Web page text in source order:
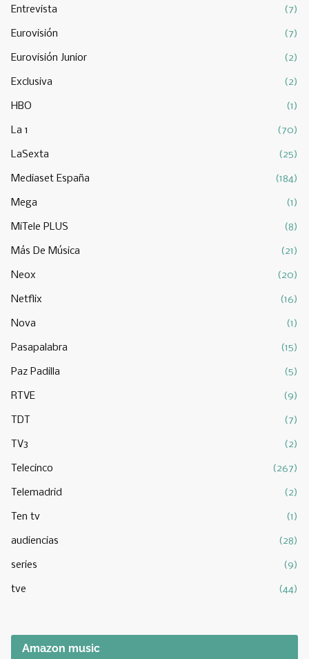
Entrevista (7)
Eurovisión (7)
Eurovisión Junior (2)
Exclusiva (2)
HBO (1)
La 1 (70)
LaSexta (25)
Mediaset España (184)
Mega (1)
MiTele PLUS (8)
Más De Música (21)
Neox (20)
Netflix (16)
Nova (1)
Pasapalabra (15)
Paz Padilla (5)
RTVE (9)
TDT (7)
TV3 (2)
Telecinco (267)
Telemadrid (2)
Ten tv (1)
audiencias (28)
series (9)
tve (44)
Amazon music